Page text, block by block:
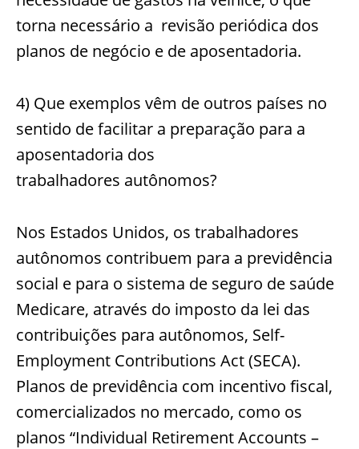
torna necessário a revisão periódica dos
planos de negócio e de aposentadoria.
4) Que exemplos vêm de outros países no
sentido de facilitar a preparação para a
aposentadoria dos
trabalhadores autônomos?
Nos Estados Unidos, os trabalhadores
autônomos contribuem para a previdência
social e para o sistema de seguro de saúde
Medicare, através do imposto da lei das
contribuições para autônomos, Self-
Employment Contributions Act (SECA).
Planos de previdência com incentivo fiscal,
comercializados no mercado, como os
planos “Individual Retirement Accounts –